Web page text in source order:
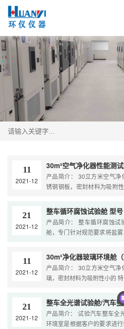
11
2021-12
产品简介： 30立方米空气
锈钢钢板，密封材料为吸附
颗粒物，又能清 除甲醛、苯、
21
2021-12
整车循环腐蚀试验舱 型
产品简介： 整车循环腐蚀
舱，专门针对规范要求将盐
功能等功能模式研发设计组
11
2021-12
产品简介： 30立方米空气
璃，密封材料为吸附性小的
苯和氨气等化学污染物。井且
21
2021-12
产品简介： 试验汽车整车全
环境室是根据客户的要求进